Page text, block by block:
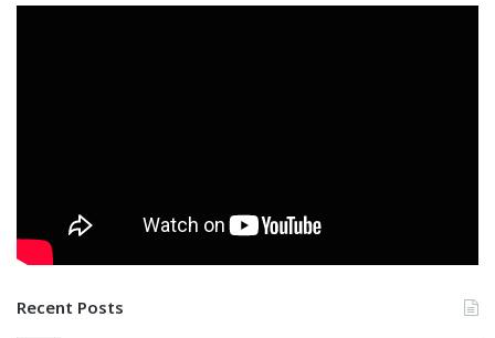
Recent Posts